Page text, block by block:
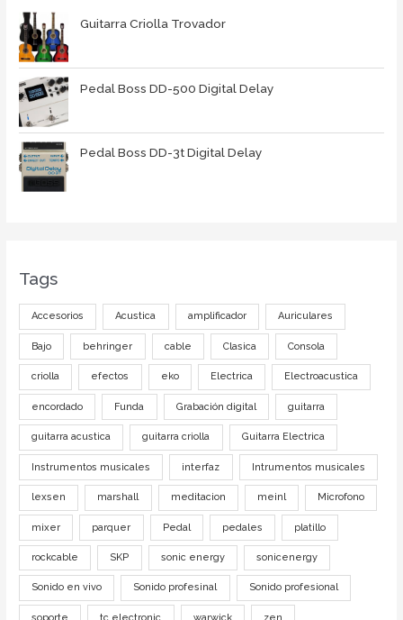
Guitarra Criolla Trovador
Pedal Boss DD-500 Digital Delay
Pedal Boss DD-3t Digital Delay
Tags
Accesorios Acustica amplificador Auriculares
Bajo behringer cable Clasica Consola
criolla efectos eko Electrica Electroacustica
encordado Funda Grabación digital guitarra
guitarra acustica guitarra criolla Guitarra Electrica
Instrumentos musicales interfaz Intrumentos musicales
lexsen marshall meditacion meinl Microfono
mixer parquer Pedal pedales platillo
rockcable SKP sonic energy sonicenergy
Sonido en vivo Sonido profesinal Sonido profesional